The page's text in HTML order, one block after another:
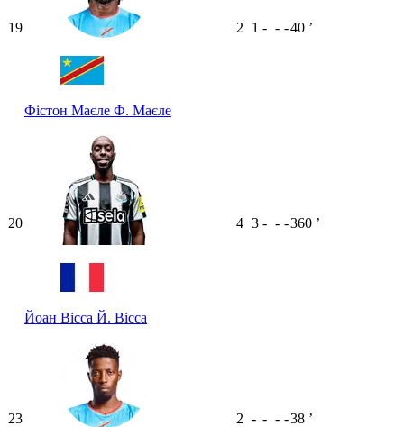
19
Фістон Маєле Ф. Маєле
2 1 - - -40 ʼ
20
Йоан Вісса Й. Вісса
4 3 - - -360 ʼ
23 2 - - - -38 ʼ